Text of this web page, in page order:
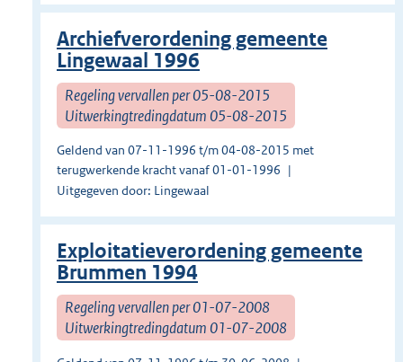
Archiefverordening gemeente
Lingewaal 1996
Regeling vervallen per 05-08-2015
Uitwerkingtredingdatum 05-08-2015
Geldend van 07-11-1996 t/m 04-08-2015 met
terugwerkende kracht vanaf 01-01-1996
Uitgegeven door: Lingewaal
Exploitatieverordening gemeente
Brummen 1994
Regeling vervallen per 01-07-2008
Uitwerkingtredingdatum 01-07-2008